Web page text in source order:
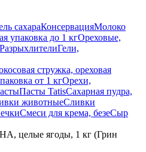
сахараКонсервацияМолоко
упаковка до 1 кгОреховые,
РазрыхлителиГели,
стружка, ореховая
от 1 кгОрехи,
Пасты TatisСахарная пудра,
животныеСливки
Смеси для крема, безеСыр
целые ягоды, 1 кг (Грин